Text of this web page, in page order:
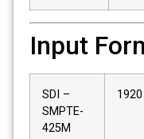
Input
SDI –
SMPTE-
425M